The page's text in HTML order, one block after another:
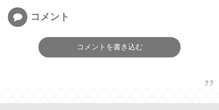
コメント
コメントを書き込む